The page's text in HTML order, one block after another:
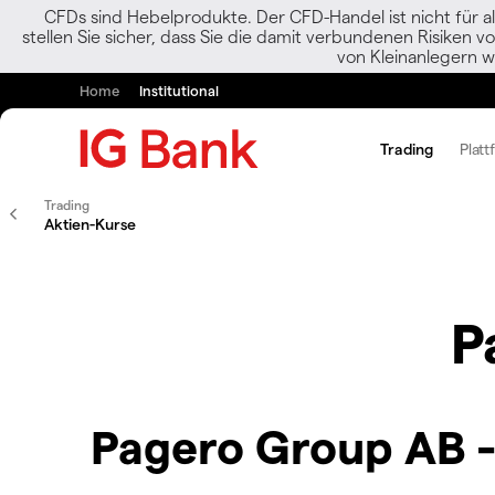
CFDs sind Hebelprodukte. Der CFD-Handel ist nicht für
stellen Sie sicher, dass Sie die damit verbundenen Risiken
von Kleinanlegern
Home Institutional
Trading
Trading
Aktien-Kurse
Pagero Group AB